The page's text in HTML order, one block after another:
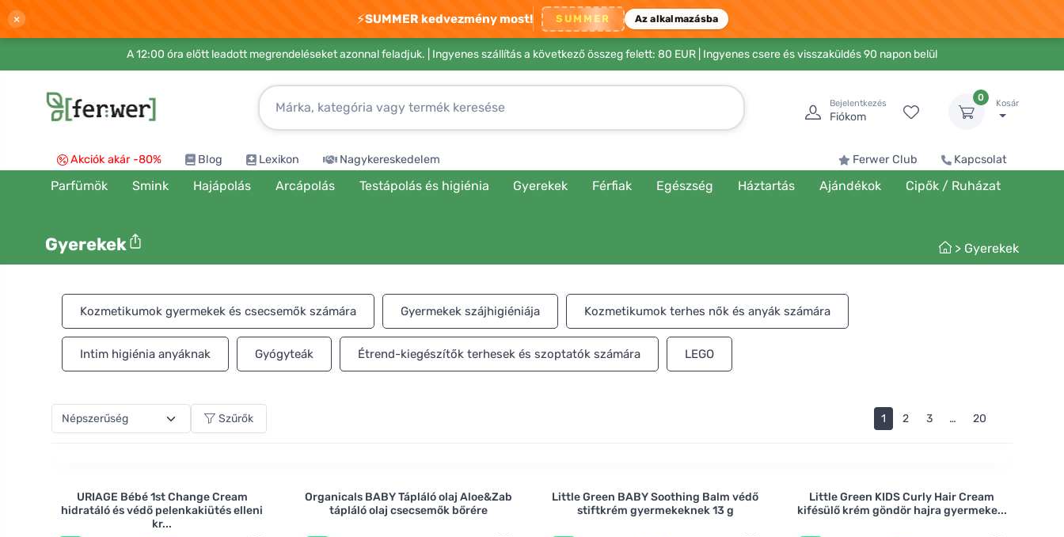
× ⚡SUMMER kedvezmény most! SUMMER Az alkalmazásba
A 12:00 óra előtt leadott megrendeléseket azonnal feladjuk. | Ingyenes szállítás a következő összeg felett: 80 EUR | Ingyenes csere és visszaküldés 90 napon belül
Bejelentkezés
Fiókom
0
Kosár
Akciók akár -80% Blog Lexikon Nagykereskedelem Ferwer Club Kapcsolat
Parfümök Smink Hajápolás Arcápolás Testápolás és higiénia Gyerekek Férfiak Egészség Háztartás Ajándékok Cipők / Ruházat
> Gyerekek
Gyerekek
Kozmetikumok gyermekek és csecsemők számára Gyermekek szájhigiéniája Kozmetikumok terhes nők és anyák számára
Intim higiénia anyáknak Gyógyteák Étrend-kiegészítők terhesek és szoptatók számára LEGO
Szűrők 1 2 3 … 20
URIAGE Bébé 1st Change Cream
hidratáló és védő pelenkakiütés elleni
kr...
Organicals BABY Tápláló olaj Aloe&Zab
tápláló olaj csecsemők bőrére
Little Green BABY Soothing Balm védő
stiftkrém gyermekeknek 13 g
Little Green KIDS Curly Hair Cream
kifésülő krém göndör hajra gyermeke...